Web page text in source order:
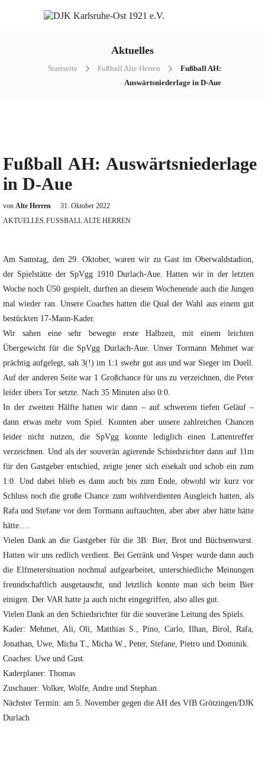
Aktuelles
Startseite Fußball Alte Herren
Fußball AH:
Auswärtsniederlage in D-Aue
Fußball AH: Auswärtsniederlage
in D-Aue
von Alte Herren
31. Oktober 2022
AKTUELLES, FUSSBALL ALTE HERREN
Am Samstag, den 29. Oktober, waren wir zu Gast im Oberwaldstadion,
der Spielstätte der SpVgg 1910 Durlach-Aue. Hatten wir in der letzten
Woche noch Ü50 gespielt, durften an diesem Wochenende auch die Jungen
mal wieder ran. Unsere Coaches hatten die Qual der Wahl aus einem gut
bestückten 17-Mann-Kader.
Wir sahen eine sehr bewegte erste Halbzeit, mit einem leichten
Übergewicht für die SpVgg Durlach-Aue. Unser Tormann Mehmet war
prächtig aufgelegt, sah 3(!) im 1:1 swehr gut aus und war Sieger im Duell.
Auf der anderen Seite war 1 Großchance für uns zu verzeichnen, die Peter
leider übers Tor setzte. Nach 35 Minuten also 0:0.
In der zweiten Hälfte hatten wir dann – auf schwerem tiefen Geläuf –
dann etwas mehr vom Spiel. Konnten aber unsere zahlreichen Chancen
leider nicht nutzen, die SpVgg konnte lediglich einen Lattentreffer
verzeichnen. Und als der souverän agierende Schiedsrichter dann auf 11m
für den Gastgeber entschied, zeigte jener sich eisekalt und schob ein zum
1:0. Und dabei blieb es dann auch bis zum Ende, obwohl wir kurz vor
Schluss noch die große Chance zum wohlverdienten Ausgleich hatten, als
Rafa und Stefane vor dem Tormann auftauchten, aber aber aber hätte hätte
hätte….
Vielen Dank an die Gastgeber für die 3B: Bier, Brot und Büchsenwurst.
Hatten wir uns redlich verdient. Bei Getränk und Vesper wurde dann auch
die Elfmetersituation nochmal aufgearbeitet, unterschiedliche Meinungen
freundschaftlich ausgetauscht, und letztlich konnte man sich beim Bier
einigen. Der VAR hatte ja auch nicht eingegriffen, also alles gut.
Vielen Dank an den Schiedsrichter für die souveräne Leitung des Spiels.
Kader: Mehmet, Ali, Oli, Matthias S., Pino, Carlo, Ilhan, Birol, Rafa,
Jonathan, Uwe, Micha T., Micha W., Peter, Stefane, Pietro und Dominik.
Coaches: Uwe und Gust.
Kaderplaner: Thomas
Zuschauer: Volker, Wolfe, Andre und Stephan.
Nächster Termin: am 5. November gegen die AH des VfB Grötzingen/DJK
Durlach